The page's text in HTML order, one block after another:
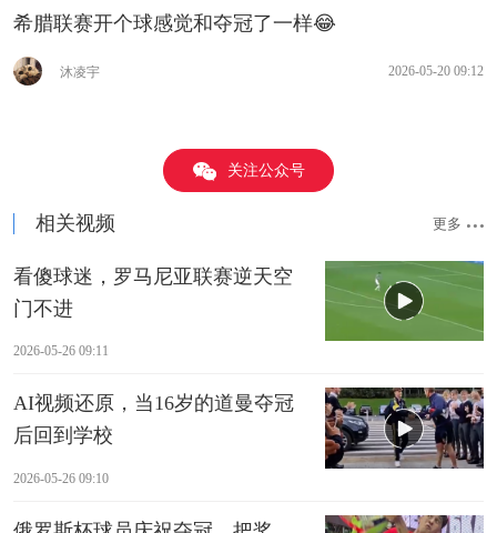
希腊联赛开个球感觉和夺冠了一样😂
沐凌宇 2026-05-20 09:12
关注公众号
相关视频 更多
看傻球迷，罗马尼亚联赛逆天空
门不进
2026-05-26 09:11
AI视频还原，当16岁的道曼夺冠
后回到学校
2026-05-26 09:10